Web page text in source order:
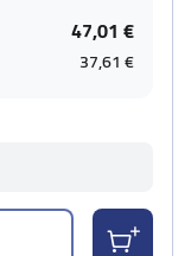
47,01 €
37,61 €